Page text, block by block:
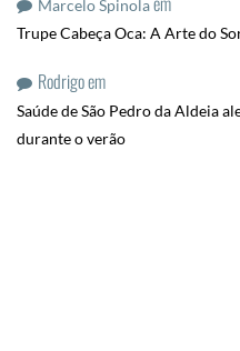
Marcelo Spinola
Trupe Cabeça Oca: A Arte do
Rodrigoem
Saúde de São Pedro da Aldeia
durante o verão